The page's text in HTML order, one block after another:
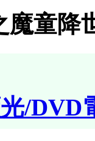
魔童降
/DVD